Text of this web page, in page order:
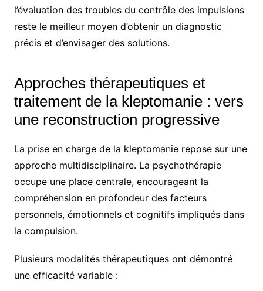
l’évaluation des troubles du contrôle des impulsions
reste le meilleur moyen d’obtenir un diagnostic
précis et d’envisager des solutions.
Approches thérapeutiques et
traitement de la kleptomanie : vers
une reconstruction progressive
La prise en charge de la kleptomanie repose sur une
approche multidisciplinaire. La psychothérapie
occupe une place centrale, encourageant la
compréhension en profondeur des facteurs
personnels, émotionnels et cognitifs impliqués dans
la compulsion.
Plusieurs modalités thérapeutiques ont démontré
une efficacité variable :